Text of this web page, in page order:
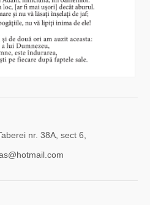
nr. 38A, sect 6,